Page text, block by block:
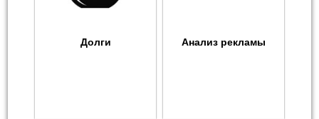
Долги Анализ рекламы